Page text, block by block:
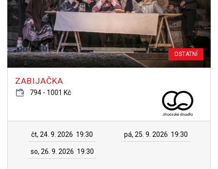
OSTATNÍ
ZABIJAČKA
794 - 1001 Kč
čt, 24. 9. 2026 19:30 pá, 25. 9. 2026 19:30
so, 26. 9. 2026 19:30